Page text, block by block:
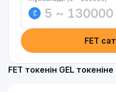
₾
FET
FET токенін GEL